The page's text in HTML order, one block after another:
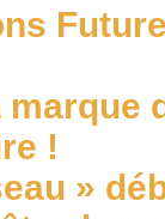
marque
!
»